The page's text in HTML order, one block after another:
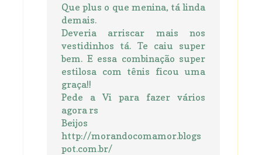
Que plus o que menina, tá linda
demais.
Deveria arriscar mais nos
vestidinhos tá. Te caiu super
bem. E essa combinação super
estilosa com tênis ficou uma
graça!!
Pede a Vi para fazer vários
agora rs
Beijos
http://morandocomamor.blogs
pot.com.br/